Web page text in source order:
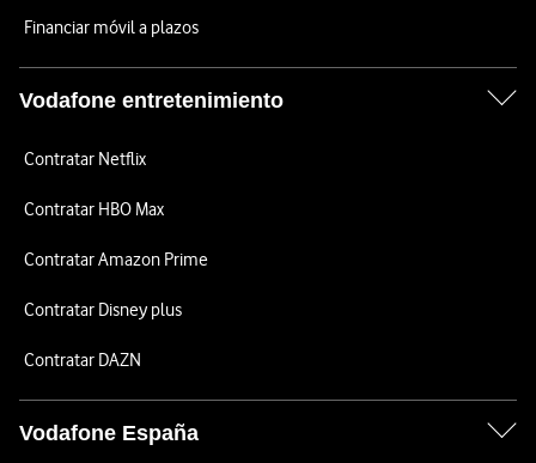
Financiar móvil a plazos
Vodafone entretenimiento
Contratar Netflix
Contratar HBO Max
Contratar Amazon Prime
Contratar Disney plus
Contratar DAZN
Vodafone España